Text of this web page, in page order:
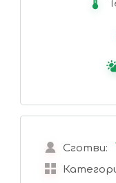
Сготви: